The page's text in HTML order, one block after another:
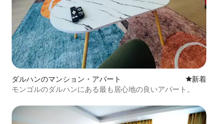
ダルハンのマンション・アパート 新しい宿
新着
モンゴルのダルハンにある最も居心地の良いアパート。